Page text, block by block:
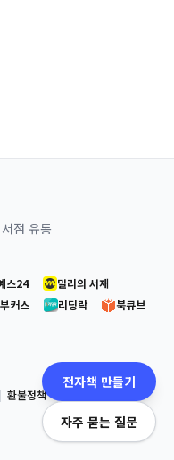
점 유통
스24
밀리의 서재
부커스 리딩락
북큐브
| 환불정책
전자책 만들기
자주 묻는 질문